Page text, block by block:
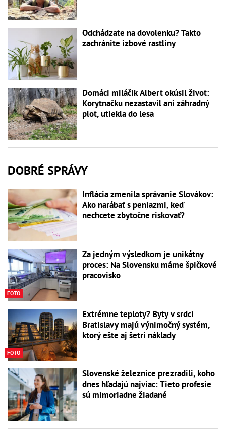
Odchádzate na dovolenku? Takto
zachránite izbové rastliny
Domáci miláčik Albert okúsil život:
Korytnačku nezastavil ani záhradný
plot, utiekla do lesa
DOBRÉ SPRÁVY
Inflácia zmenila správanie Slovákov:
Ako narábať s peniazmi, keď
nechcete zbytočne riskovať?
FOTO
Za jedným výsledkom je unikátny
proces: Na Slovensku máme špičkové
pracovisko
FOTO
Extrémne teploty? Byty v srdci
Bratislavy majú výnimočný systém,
ktorý ešte aj šetrí náklady
Slovenské železnice prezradili, koho
dnes hľadajú najviac: Tieto profesie
sú mimoriadne žiadané